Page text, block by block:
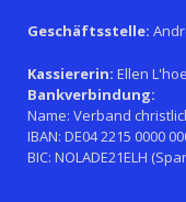
Geschäftsstelle:
Kassiererin: Ellen
Bankverbindung:
Name: Verband
IBAN: DE04 2215 0000
BIC: NOLADE21ELH